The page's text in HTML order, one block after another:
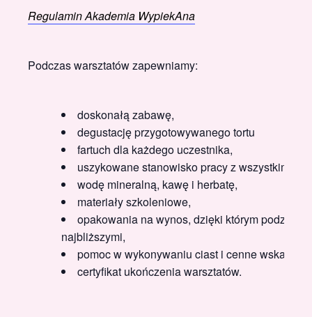
Regulamin Akademia WypiekAna
Podczas warsztatów zapewniamy:
doskonałą zabawę,
degustację przygotowywanego tortu
fartuch dla każdego uczestnika,
uszykowane stanowisko pracy z wszystkimi
wodę mineralną, kawę i herbatę,
materiały szkoleniowe,
opakowania na wynos, dzięki którym
najbliższymi,
pomoc w wykonywaniu ciast i cenne
certyfikat ukończenia warsztatów.